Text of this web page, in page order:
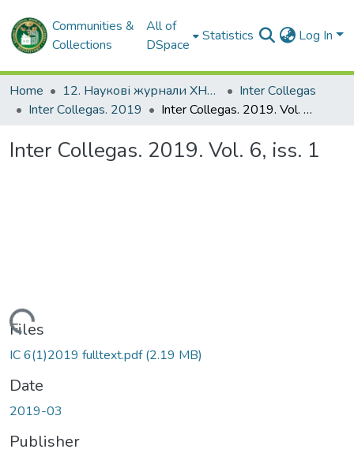
Communities &
Collections
All of
DSpace
Statistics Log In
Home 12. Наукові журнали ХНМУ
Inter Сollegas
Inter Сollegas. 2019
Inter Collegas. 2019. Vol. 6, iss. 1
Inter Collegas. 2019. Vol. 6, iss. 1
Loading...
Files
IC 6(1)2019 fulltext.pdf(2.19 MB)
Date
2019-03
Publisher